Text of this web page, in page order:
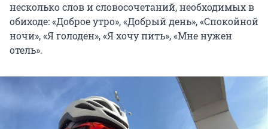
несколько слов и словосочетаний, необходимых в
обиходе: «Доброе утро», «Добрый день», «Спокойной
ночи», «Я голоден», «Я хочу пить», «Мне нужен
отель».